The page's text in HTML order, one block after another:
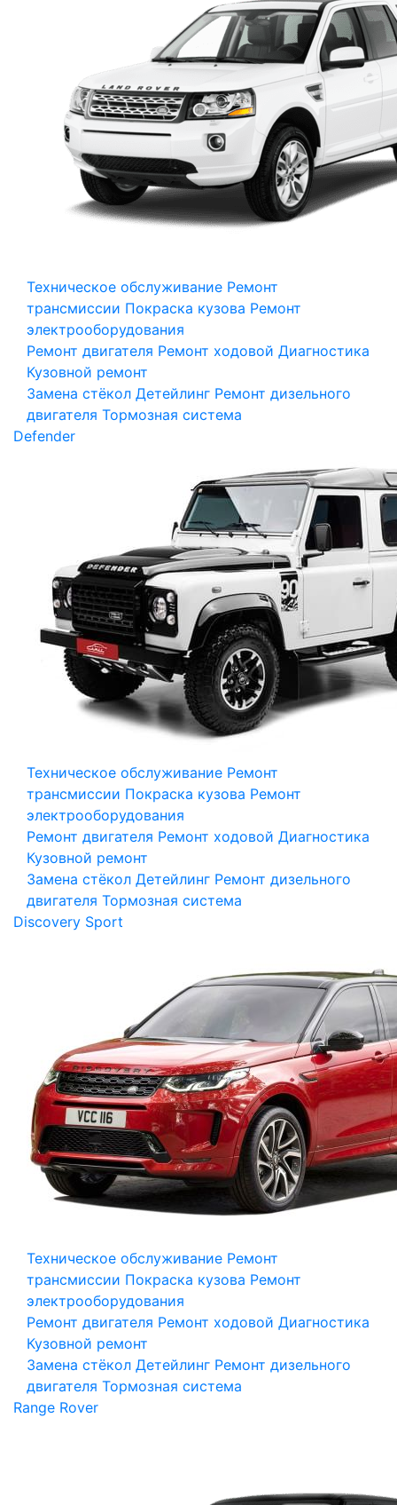
Техническое обслуживание Ремонт
трансмиссии Покраска кузова Ремонт
электрооборудования
Ремонт двигателя Ремонт ходовой Диагностика
Кузовной ремонт
Замена стёкол Детейлинг Ремонт дизельного
двигателя Тормозная система
Defender
Техническое обслуживание Ремонт
трансмиссии Покраска кузова Ремонт
электрооборудования
Ремонт двигателя Ремонт ходовой Диагностика
Кузовной ремонт
Замена стёкол Детейлинг Ремонт дизельного
двигателя Тормозная система
Discovery Sport
Техническое обслуживание Ремонт
трансмиссии Покраска кузова Ремонт
электрооборудования
Ремонт двигателя Ремонт ходовой Диагностика
Кузовной ремонт
Замена стёкол Детейлинг Ремонт дизельного
двигателя Тормозная система
Range Rover